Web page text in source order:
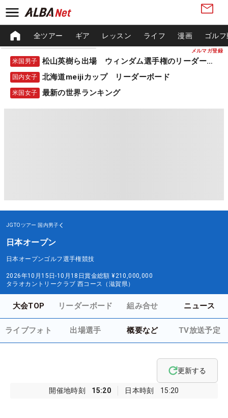
メルマガ登録
全ツアー ギア レッスン ライフ 漫画 ゴル
米国男子 松山英樹ら出場 ウィンダム選手権のリーダーボード
国内女子 北海道meijiカップ リーダーボード
米国女子 最新の世界ランキング
JGTOツアー 国内男子
日本オープン
日本オープンゴルフ選手権競技
2026年10月15日-10月18日賞金総額 ¥210,000,000
タラオカントリークラブ 西コース（滋賀県）
大会TOP リーダーボード 組み合せ ニュース
ライブフォト 出場選手 概要など TV放送予定
開催地時刻 15:20 日本時刻 15:20
更新する